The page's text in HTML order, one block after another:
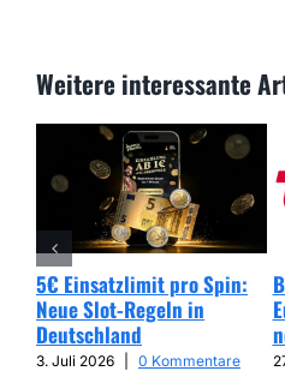
Weitere interessante
5€ Einsatzlimit pro Spin:
Neue Slot-Regeln in
Deutschland
3. Juli 2026 0 Kommentare